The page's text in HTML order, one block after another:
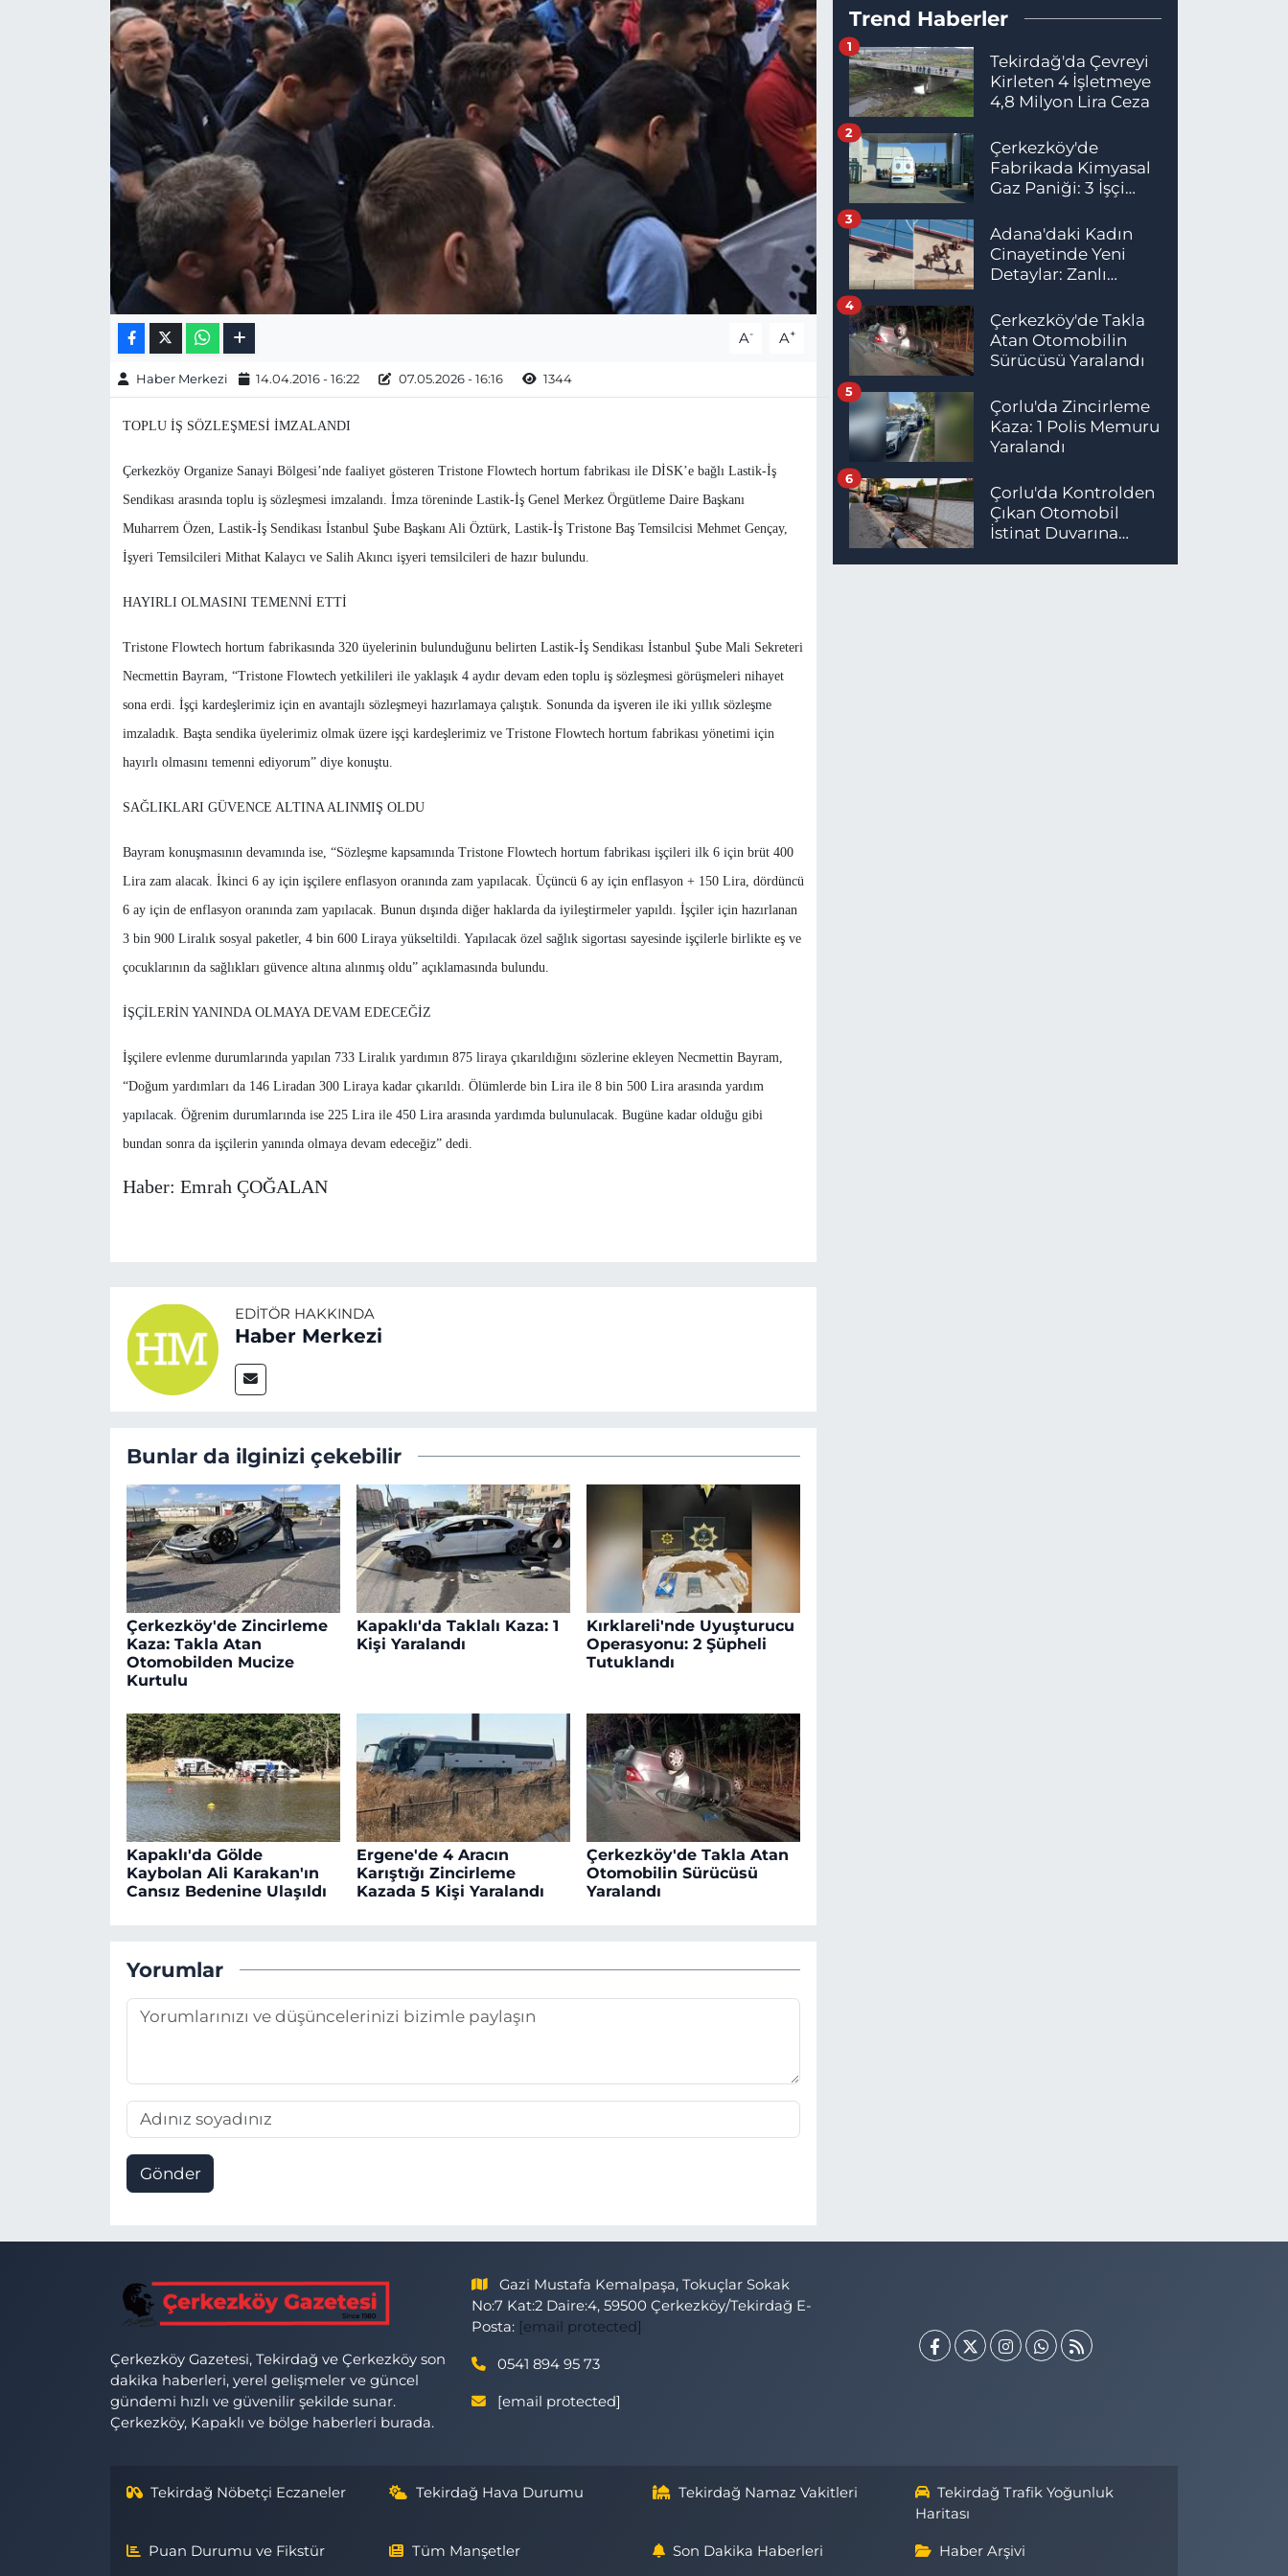
A- A+
Haber Merkezi 14.04.2016 - 16:22 07.05.2026 - 16:16 1344
TOPLU İŞ SÖZLEŞMESİ İMZALANDI
Çerkezköy Organize Sanayi Bölgesi’nde faaliyet gösteren Tristone Flowtech hortum fabrikası ile DİSK’e bağlı Lastik-İş
Sendikası arasında toplu iş sözleşmesi imzalandı. İmza töreninde Lastik-İş Genel Merkez Örgütleme Daire Başkanı
Muharrem Özen, Lastik-İş Sendikası İstanbul Şube Başkanı Ali Öztürk, Lastik-İş Tristone Baş Temsilcisi Mehmet Gençay,
İşyeri Temsilcileri Mithat Kalaycı ve Salih Akıncı işyeri temsilcileri de hazır bulundu.
HAYIRLI OLMASINI TEMENNİ ETTİ
Tristone Flowtech hortum fabrikasında 320 üyelerinin bulunduğunu belirten Lastik-İş Sendikası İstanbul Şube Mali Sekreteri
Necmettin Bayram, “Tristone Flowtech yetkilileri ile yaklaşık 4 aydır devam eden toplu iş sözleşmesi görüşmeleri nihayet
sona erdi. İşçi kardeşlerimiz için en avantajlı sözleşmeyi hazırlamaya çalıştık. Sonunda da işveren ile iki yıllık sözleşme
imzaladık. Başta sendika üyelerimiz olmak üzere işçi kardeşlerimiz ve Tristone Flowtech hortum fabrikası yönetimi için
hayırlı olmasını temenni ediyorum” diye konuştu.
SAĞLIKLARI GÜVENCE ALTINA ALINMIŞ OLDU
Bayram konuşmasının devamında ise, “Sözleşme kapsamında Tristone Flowtech hortum fabrikası işçileri ilk 6 için brüt 400
Lira zam alacak. İkinci 6 ay için işçilere enflasyon oranında zam yapılacak. Üçüncü 6 ay için enflasyon + 150 Lira, dördüncü
6 ay için de enflasyon oranında zam yapılacak. Bunun dışında diğer haklarda da iyileştirmeler yapıldı. İşçiler için hazırlanan
3 bin 900 Liralık sosyal paketler, 4 bin 600 Liraya yükseltildi. Yapılacak özel sağlık sigortası sayesinde işçilerle birlikte eş ve
çocuklarının da sağlıkları güvence altına alınmış oldu” açıklamasında bulundu.
İŞÇİLERİN YANINDA OLMAYA DEVAM EDECEĞİZ
İşçilere evlenme durumlarında yapılan 733 Liralık yardımın 875 liraya çıkarıldığını sözlerine ekleyen Necmettin Bayram,
“Doğum yardımları da 146 Liradan 300 Liraya kadar çıkarıldı. Ölümlerde bin Lira ile 8 bin 500 Lira arasında yardım
yapılacak. Öğrenim durumlarında ise 225 Lira ile 450 Lira arasında yardımda bulunulacak. Bugüne kadar olduğu gibi
bundan sonra da işçilerin yanında olmaya devam edeceğiz” dedi.
Haber: Emrah ÇOĞALAN
EDITÖR HAKKINDA
Haber Merkezi
Bunlar da ilginizi çekebilir
Çerkezköy'de Zincirleme
Kaza: Takla Atan
Otomobilden Mucize
Kurtulu
Kapaklı'da Taklalı Kaza: 1
Kişi Yaralandı
Kırklareli'nde Uyuşturucu
Operasyonu: 2 Şüpheli
Tutuklandı
Kapaklı'da Gölde
Kaybolan Ali Karakan'ın
Cansız Bedenine Ulaşıldı
Ergene'de 4 Aracın
Karıştığı Zincirleme
Kazada 5 Kişi Yaralandı
Çerkezköy'de Takla Atan
Otomobilin Sürücüsü
Yaralandı
Yorumlar
Gönder
Trend Haberler
Tekirdağ'da Çevreyi
Kirleten 4 İşletmeye
4,8 Milyon Lira Ceza
1
Çerkezköy'de
Fabrikada Kimyasal
Gaz Paniği: 3 İşçi
2
Adana'daki Kadın
Cinayetinde Yeni
Detaylar: Zanlı
Yakalandı
3
Çerkezköy'de Takla
Atan Otomobilin
Sürücüsü Yaralandı
4
Çorlu'da Zincirleme
Kaza: 1 Polis Memuru
Yaralandı
5
Çorlu'da Kontrolden
Çıkan Otomobil
İstinat Duvarına
6
Çerkezköy Gazetesi, Tekirdağ ve Çerkezköy son
dakika haberleri, yerel gelişmeler ve güncel
gündemi hızlı ve güvenilir şekilde sunar.
Çerkezköy, Kapaklı ve bölge haberleri burada.
Gazi Mustafa Kemalpaşa, Tokuçlar Sokak
No:7 Kat:2 Daire:4, 59500 Çerkezköy/Tekirdağ E-
Posta: [email protected]
0541 894 95 73
[email protected]
Tekirdağ Nöbetçi Eczaneler Tekirdağ Hava Durumu Tekirdağ Namaz Vakitleri
Tekirdağ Trafik Yoğunluk
Haritası
Puan Durumu ve Fikstür Tüm Manşetler Son Dakika Haberleri Haber Arşivi
Gizlilik Sözleşmesi
İletişim
Künye
Topluluk Kuralları
Yayın İlkeleri